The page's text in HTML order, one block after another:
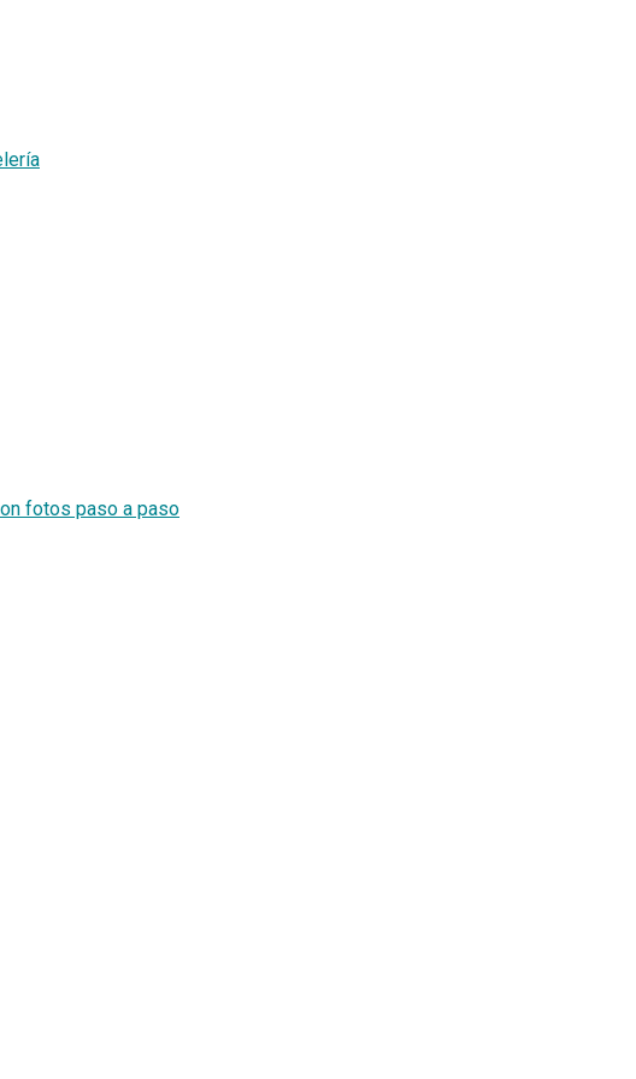
fotos paso a paso